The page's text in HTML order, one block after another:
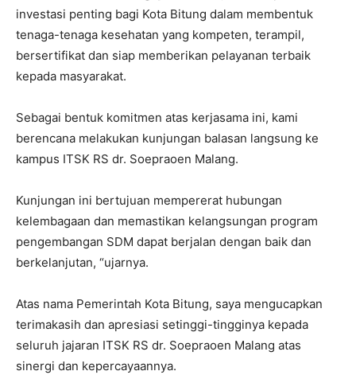
investasi penting bagi Kota Bitung dalam membentuk
tenaga-tenaga kesehatan yang kompeten, terampil,
bersertifikat dan siap memberikan pelayanan terbaik
kepada masyarakat.
Sebagai bentuk komitmen atas kerjasama ini, kami
berencana melakukan kunjungan balasan langsung ke
kampus ITSK RS dr. Soepraoen Malang.
Kunjungan ini bertujuan mempererat hubungan
kelembagaan dan memastikan kelangsungan program
pengembangan SDM dapat berjalan dengan baik dan
berkelanjutan, “ujarnya.
Atas nama Pemerintah Kota Bitung, saya mengucapkan
terimakasih dan apresiasi setinggi-tingginya kepada
seluruh jajaran ITSK RS dr. Soepraoen Malang atas
sinergi dan kepercayaannya.